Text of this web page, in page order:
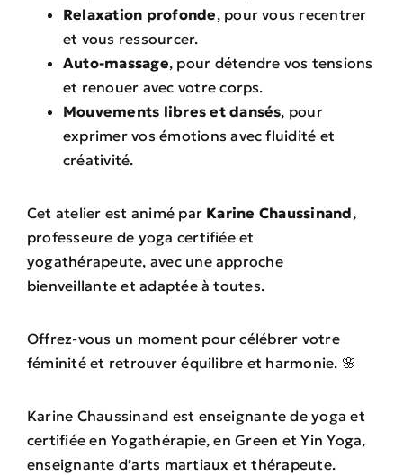
Relaxation profonde, pour vous recentrer
et vous ressourcer.
Auto-massage, pour détendre vos tensions
et renouer avec votre corps.
Mouvements libres et dansés, pour
exprimer vos émotions avec fluidité et
créativité.
Cet atelier est animé par Karine Chaussinand,
professeure de yoga certifiée et
yogathérapeute, avec une approche
bienveillante et adaptée à toutes.
Offrez-vous un moment pour célébrer votre
féminité et retrouver équilibre et harmonie. 🌸
Karine Chaussinand est enseignante de yoga et
certifiée en Yogathérapie, en Green et Yin Yoga,
enseignante d’arts martiaux et thérapeute.